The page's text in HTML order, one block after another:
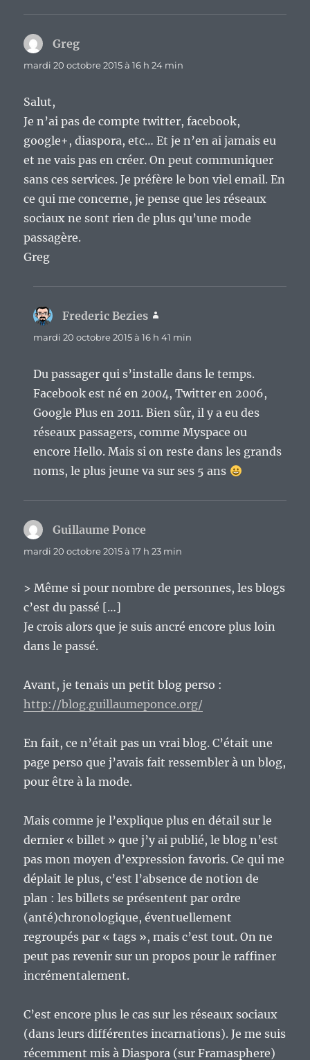
Greg
mardi 20 octobre 2015 à 16 h 24 min
Salut,
Je n’ai pas de compte twitter, facebook,
google+, diaspora, etc… Et je n’en ai jamais eu
et ne vais pas en créer. On peut communiquer
sans ces services. Je préfère le bon viel email. En
ce qui me concerne, je pense que les réseaux
sociaux ne sont rien de plus qu’une mode
passagère.
Greg
Frederic Bezies
mardi 20 octobre 2015 à 16 h 41 min
Du passager qui s’installe dans le temps.
Facebook est né en 2004, Twitter en 2006,
Google Plus en 2011. Bien sûr, il y a eu des
réseaux passagers, comme Myspace ou
encore Hello. Mais si on reste dans les grands
noms, le plus jeune va sur ses 5 ans
Guillaume Ponce
mardi 20 octobre 2015 à 17 h 23 min
> Même si pour nombre de personnes, les blogs
c’est du passé […]
Je crois alors que je suis ancré encore plus loin
dans le passé.
Avant, je tenais un petit blog perso :
http://blog.guillaumeponce.org/
En fait, ce n’était pas un vrai blog. C’était une
page perso que j’avais fait ressembler à un blog,
pour être à la mode.
Mais comme je l’explique plus en détail sur le
dernier « billet » que j’y ai publié, le blog n’est
pas mon moyen d’expression favoris. Ce qui me
déplait le plus, c’est l’absence de notion de
plan : les billets se présentent par ordre
(anté)chronologique, éventuellement
regroupés par « tags », mais c’est tout. On ne
peut pas revenir sur un propos pour le raffiner
incrémentalement.
C’est encore plus le cas sur les réseaux sociaux
(dans leurs différentes incarnations). Je me suis
récemment mis à Diaspora (sur Framasphere)